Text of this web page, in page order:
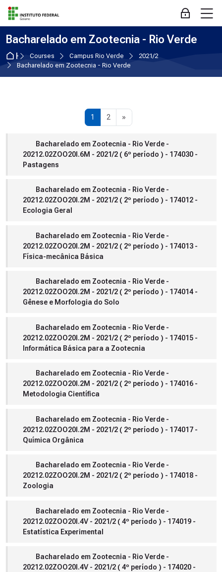
Skip to navigation
Skip to login form
Skip to main content
Skip to accessibility options
Skip to footer
Skip accessibility options
Log in
Bacharelado em Zootecnia - Rio Verde
HomeCourses Campus Rio Verde
2021/2
Bacharelado em Zootecnia - Rio Verde
1 Page 1
2Page 2
»
Bacharelado em Zootecnia - Rio Verde -
20212.02ZOO20I.6M - 2021/2 ( 6º período ) - 174030 -
Pastagens
Bacharelado em Zootecnia - Rio Verde -
20212.02ZOO20I.2M - 2021/2 ( 2º período ) - 174012 -
Ecologia Geral
Bacharelado em Zootecnia - Rio Verde -
20212.02ZOO20I.2M - 2021/2 ( 2º período ) - 174013 -
Física-mecânica Básica
Bacharelado em Zootecnia - Rio Verde -
20212.02ZOO20I.2M - 2021/2 ( 2º período ) - 174014 -
Gênese e Morfologia do Solo
Bacharelado em Zootecnia - Rio Verde -
20212.02ZOO20I.2M - 2021/2 ( 2º período ) - 174015 -
Informática Básica para a Zootecnia
Bacharelado em Zootecnia - Rio Verde -
20212.02ZOO20I.2M - 2021/2 ( 2º período ) - 174016 -
Metodologia Científica
Bacharelado em Zootecnia - Rio Verde -
20212.02ZOO20I.2M - 2021/2 ( 2º período ) - 174017 -
Química Orgânica
Bacharelado em Zootecnia - Rio Verde -
20212.02ZOO20I.2M - 2021/2 ( 2º período ) - 174018 -
Zoologia
Bacharelado em Zootecnia - Rio Verde -
20212.02ZOO20I.4V - 2021/2 ( 4º período ) - 174019 -
Estatística Experimental
Bacharelado em Zootecnia - Rio Verde -
20212.02ZOO20I.4V - 2021/2 ( 4º período ) - 174020 -